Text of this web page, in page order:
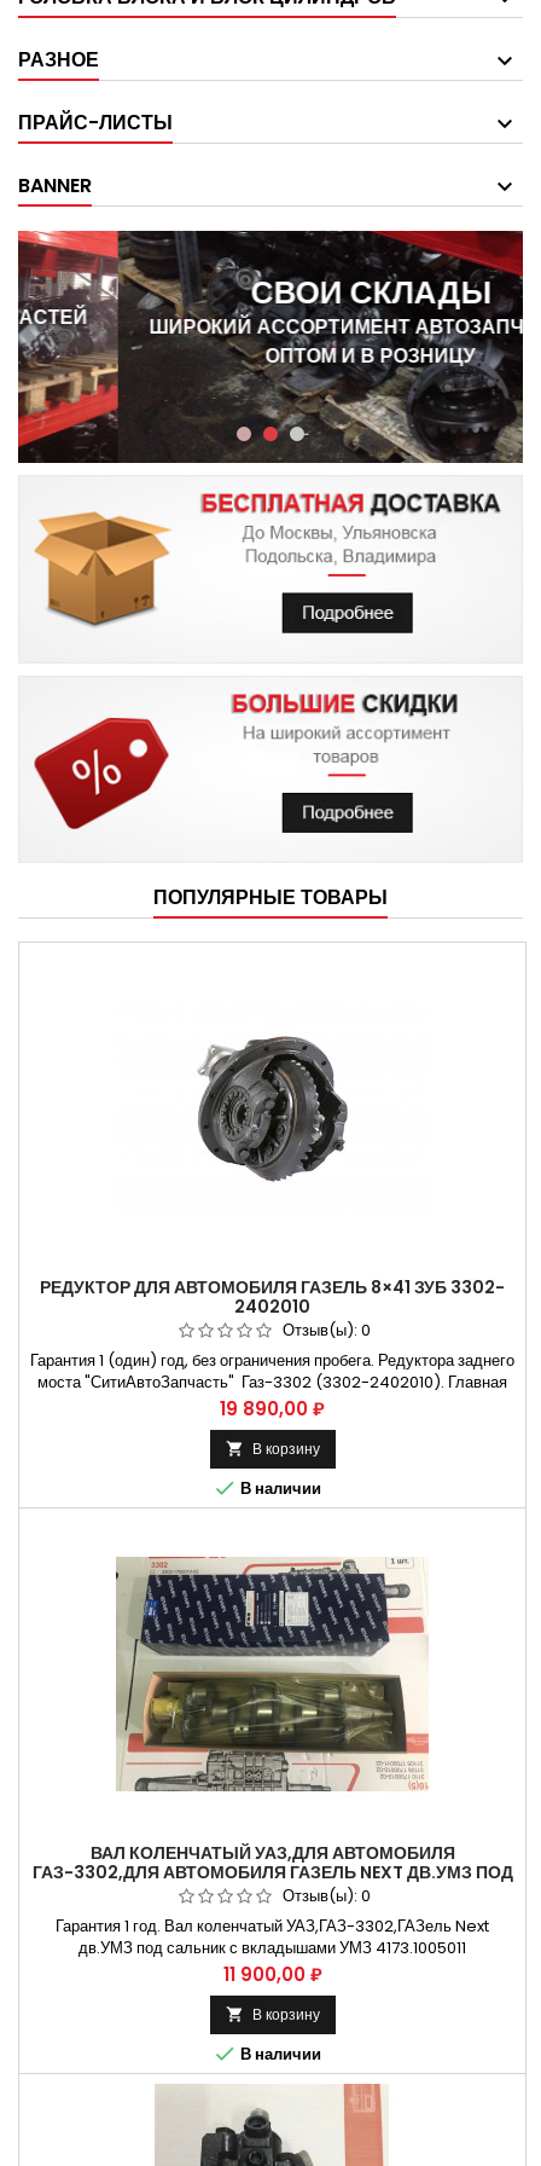
РАЗНОЕ
ПРАЙС-ЛИСТЫ
BANNER
СВОИ СКЛАДЫ
ШИРОКИЙ АССОРТИМЕНТ АВТОЗАПЧАСТЕЙ
ОПТОМ И В РОЗНИЦУ
ПОПУЛЯРНЫЕ ТОВАРЫ
РЕДУКТОР ДЛЯ АВТОМОБИЛЯ ГАЗЕЛЬ 8×41 ЗУБ 3302-
2402010
Отзыв(ы): 0
Гарантия 1 (один) год, без ограничения пробега. Редуктора заднего
моста "СитиАвтоЗапчасть" Газ-3302 (3302-2402010). Главная
пара 5.12 (8х41зубьев) Применяется на автомобилях Газ-3302 и
их модификациях. Устанавливается на задний мост автомобиля.
Действует расширенная гарантия 1(один) год не требующая
установки редуктора на СТО. В комплект входит: 1)...
Цена
19 890,00 ₽
 В корзину
 В наличии
ВАЛ КОЛЕНЧАТЫЙ УАЗ,ДЛЯ АВТОМОБИЛЯ
ГАЗ-3302,ДЛЯ АВТОМОБИЛЯ ГАЗЕЛЬ NEXT ДВ.УМЗ ПОД
САЛЬНИК С ВКЛАДЫШАМИ УМЗ 4173.1005011
Отзыв(ы): 0
Гарантия 1 год. Вал коленчатый УАЗ,ГАЗ-3302,ГАЗель Next
дв.УМЗ под сальник с вкладышами УМЗ 4173.1005011
Применяется на Газель 3302, Газель бизнес, Газель Некст
Способы оплаты Безналичный расчет, оплата банковской картой
Бесплатная доставка:. Москва и Н.Новгород. Владимир и
Ульяновск Крупнейший...
Цена
11 900,00 ₽
 В корзину
 В наличии